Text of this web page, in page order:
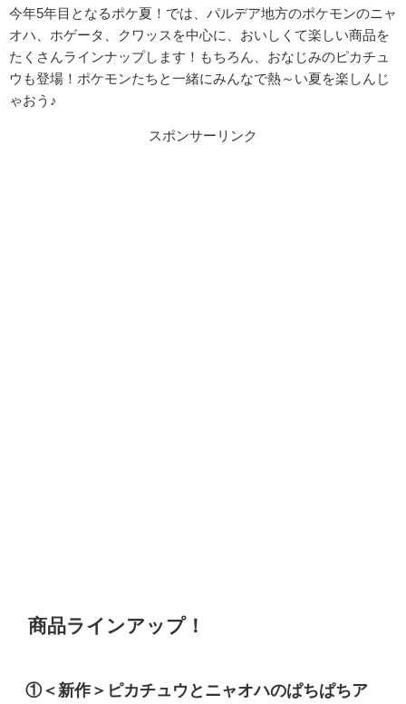
今年5年目となるポケ夏！では、パルデア地方のポケモンのニャ
オハ、ホゲータ、クワッスを中心に、おいしくて楽しい商品を
たくさんラインナップします！もちろん、おなじみのピカチュ
ウも登場！ ポケモンたちと一緒にみんなで熱～い夏を楽しんじ
ゃおう♪
スポンサーリンク
商品ラインアップ！
①＜新作＞ ピカチュウとニャオハのぱちぱちア